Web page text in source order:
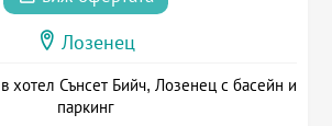
Лозенец
хотел Сънсет Бийч, Лозенец с басейн и
паркинг